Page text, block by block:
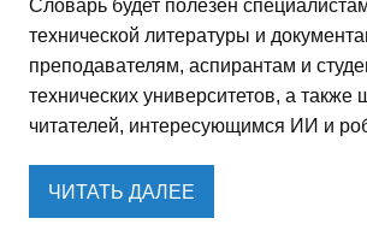
Словарь будет полезен
технической литературы и
преподавателям, аспирантам и
технических университетов, а также
читателей, интересующимся ИИ и
ЧИТАТЬ ДАЛЕЕ